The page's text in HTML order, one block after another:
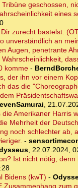
geschossen,
eines
zurecht bastelst.
unverständlich an
Augen, penetrante
komme -
der ihn vor einem
das die
,
Amerikaner Harris
Mehrheit der
noch schlechter ab,
-
, 22.07.2024,
Ist nicht nötig,
Bidens (kwT) -
Zusammenhang zum